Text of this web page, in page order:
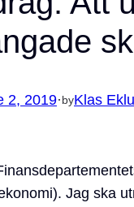
2, 2019·byKlas
Jag ska